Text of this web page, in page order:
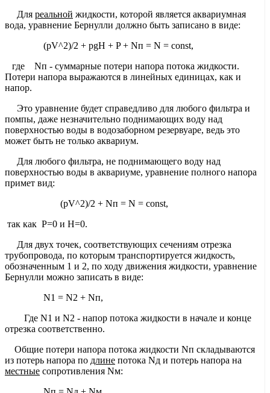
Для реальной жидкости, которой является аквариумная
вода, уравнение Бернулли должно быть записано в виде:
(pV^2)/2 + pgH + P + Nп = N = const,
где Nп - суммарные потери напора потока жидкости.
Потери напора выражаются в линейных единицах, как и
напор.
Это уравнение будет справедливо для любого фильтра и
помпы, даже незначительно поднимающих воду над
поверхностью воды в водозаборном резервуаре, ведь это
может быть не только аквариум.
Для любого фильтра, не поднимающего воду над
поверхностью воды в аквариуме, уравнение полного напора
примет вид:
(pV^2)/2 + Nп = N = const,
так как Р=0 и Н=0.
Для двух точек, соответствующих сечениям отрезка
трубопровода, по которым транспортируется жидкость,
обозначенным 1 и 2, по ходу движения жидкости, уравнение
Бернулли можно записать в виде:
N1 = N2 + Nп,
Где N1 и N2 - напор потока жидкости в начале и конце
отрезка соответственно.
Общие потери напора потока жидкости Nп складываются
из потерь напора по длине потока Nд и потерь напора на
местные сопротивления Nм: